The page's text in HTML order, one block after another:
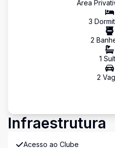
Área
3
2
1
2
Infraestrutura
Acesso ao Clube